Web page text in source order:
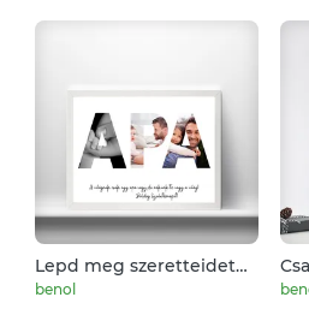
Lepd meg szeretteidet
egy csodás képpel!
benol